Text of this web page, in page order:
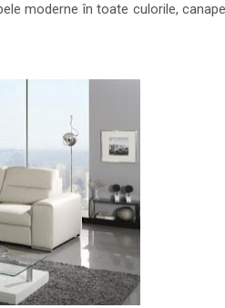
moderne în toate culorile,